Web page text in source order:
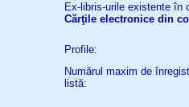
Ex-libris-urile existente în
Cărţile electronice din
Profile:
Numărul maxim de
listă: